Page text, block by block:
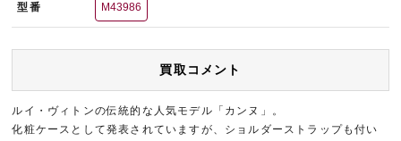
型番 M43986
買取コメント
ルイ・ヴィトンの伝統的な人気モデル「カンヌ」。
化粧ケースとして発表されていますが、ショルダーストラップも付い